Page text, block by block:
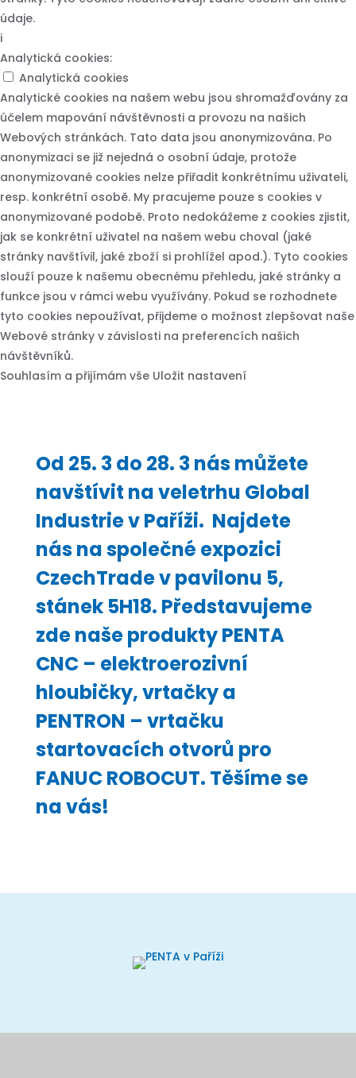
údaje.
i
Analytická cookies:
Analytická cookies
Analytické cookies na našem webu jsou shromažďovány za
účelem mapování návštěvnosti a provozu na našich
Webových stránkách. Tato data jsou anonymizována. Po
anonymizaci se již nejedná o osobní údaje, protože
anonymizované cookies nelze přiřadit konkrétnímu uživateli,
resp. konkrétní osobě. My pracujeme pouze s cookies v
anonymizované podobě. Proto nedokážeme z cookies zjistit,
jak se konkrétní uživatel na našem webu choval (jaké
stránky navštívil, jaké zboží si prohlížel apod.). Tyto cookies
slouží pouze k našemu obecnému přehledu, jaké stránky a
funkce jsou v rámci webu využívány. Pokud se rozhodnete
tyto cookies nepoužívat, přijdeme o možnost zlepšovat naše
Webové stránky v závislosti na preferencích našich
návštěvníků.
Souhlasím a přijímám vše Uložit nastavení
Od 25. 3 do 28. 3 nás můžete
navštívit na veletrhu Global
Industrie v Paříži. Najdete
nás na společné expozici
CzechTrade v pavilonu 5,
stánek 5H18. Představujeme
zde naše produkty PENTA
CNC – elektroerozivní
hloubičky, vrtačky a
PENTRON – vrtačku
startovacích otvorů pro
FANUC ROBOCUT. Těšíme se
na vás!